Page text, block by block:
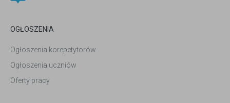
OGŁOSZENIA
Ogłoszenia korepetytorów
Ogłoszenia uczniów
Oferty pracy